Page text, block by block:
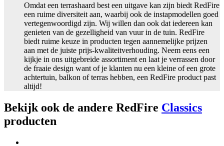
Omdat een terrashaard best een uitgave kan zijn biedt RedFire
een ruime diversiteit aan, waarbij ook de instapmodellen goed
vertegenwoordigd zijn. Wij willen dan ook dat iedereen kan
genieten van de gezelligheid van vuur in de tuin. RedFire
biedt ruime keuze in producten tegen aannemelijke prijzen
aan met de juiste prijs-kwaliteitverhouding. Neem eens een
kijkje in ons uitgebreide assortiment en laat je verrassen door
de fraaie design want of je klanten nu een kleine of een grote
achtertuin, balkon of terras hebben, een RedFire product past
altijd!
Bekijk ook de andere RedFire Classics
producten